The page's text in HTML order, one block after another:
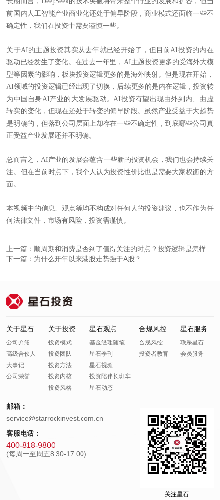
前国内人工智能产业商业化还处于偏早阶段，商业模式还面临一些不
确定性，我们在投资中需要谨慎一些。
关于AI的主题投资其实从去年就已经开始了，但目前AI投资的内在
驱动已经发生了变化。在过去一年里，AI主题投资更多的受海外大模
型等因素的影响，板块投资逻辑更多的是海外映射。但是现在开始，
AI领域的投资逻辑已经出现了切换，后续更多的是内在逻辑，投资转
为中国自身AI产业的大发展驱动。AI投资有望出现由外到内、由虚
转实的变化，但现在还处于转变的偏早阶段。虽然产业受益于大趋势
是明确的，但落到公司层面上却存在一些不确定性，到底哪些公司真
正受益产业发展还并不明确。
总而言之， AI产业的发展会蕴含一些新的投资机会，我们也会持续关
注。但在当前时点下，我个人认为投资性价比也是需要大家权衡的方
面。
本视频中的信息、观点等均不构成对任何人的投资建议，也不作为任
何法律文件，市场有风险，投资需谨慎。
上一篇：顺周期和消费是否到了值得关注的时点？投资逻辑是怎样
的？
下一篇：为什么开年以来港股走势强于A股？
关于星石
公司介绍
高级合伙人
大事记
公司荣誉
关于投资
投资模式
投资团队
投资方法
投资内核
投资风格
星石观点
基金经理随笔
星石季刊
星石视频
投资陪伴长班车
星石动态
合规风控
合规风控
投资者教育
星石服务
联系星石
会员服务
邮箱：
service@starrockinvest.com.cn
客服电话：
400-818-9800
(每周一至周五8:30-17:00)
关注星石